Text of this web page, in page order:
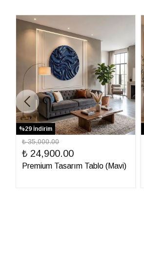
%29 İndirim
₺ 35,000.00
₺ 24,900.00
Premium Tasarım Tablo (Mavi)